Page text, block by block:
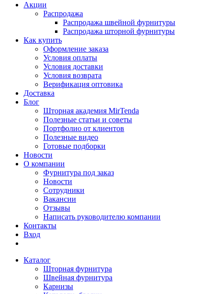
Акции
Распродажа
Распродажа швейной фурнитуры
Распродажа шторной фурнитуры
Как купить
Оформление заказа
Условия оплаты
Условия доставки
Условия возврата
Верификация оптовика
Доставка
Блог
Шторная академия MirTenda
Полезные статьи и советы
Портфолио от клиентов
Полезные видео
Готовые подборки
Новости
О компании
Фурнитура под заказ
Новости
Сотрудники
Вакансии
Отзывы
Написать руководителю компании
Контакты
Вход
Каталог
Шторная фурнитура
Швейная фурнитура
Карнизы